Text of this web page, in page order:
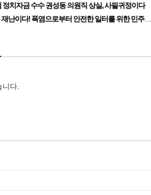
정치자금 수수 권성동 의원직 상실, 사필귀정이다
염으로부터 안전한 일터를 위한 민주노총 강원지역본부 폭염감시단 선포 기자회견
니다.